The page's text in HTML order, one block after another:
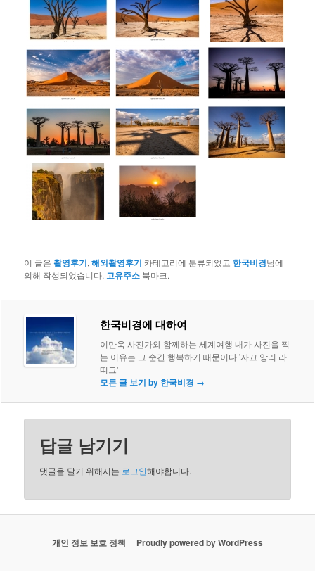
이 글은촬영후기,해외촬영후기 카테고리에 분류되었고 한국비경님에
의해 작성되었습니다. 고유주소 북마크.
한국비경에 대하여
이만욱 사진가와 함께하는 세계여행 내가 사진을 찍
는 이유는 그 순간 행복하기 때문이다 '자끄 앙리 라
띠그'
모든 글 보기 by 한국비경 →
답글 남기기
댓글을 달기 위해서는 로그인해야합니다.
개인 정보 보호 정책 Proudly powered by WordPress